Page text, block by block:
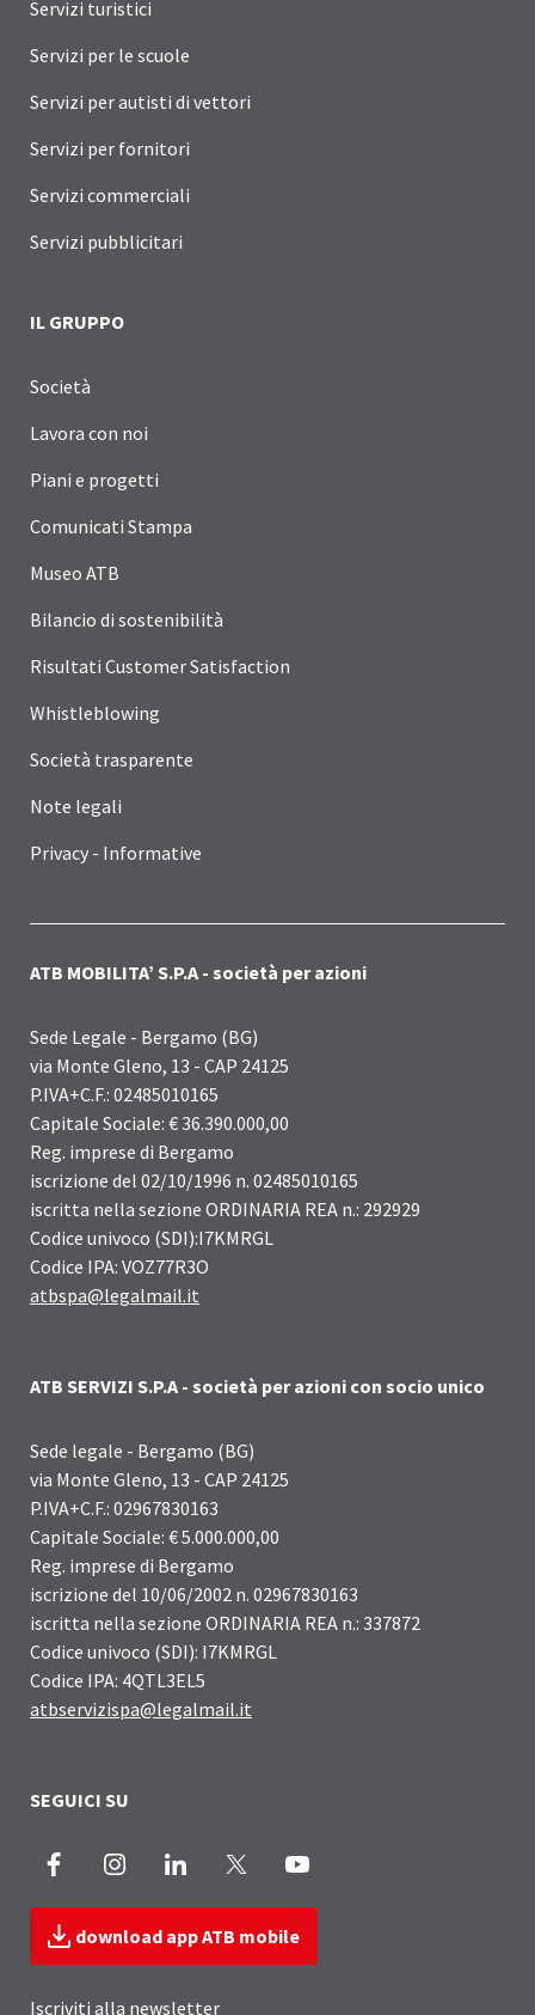
Servizi turistici
Servizi per le scuole
Servizi per autisti di vettori
Servizi per fornitori
Servizi commerciali
Servizi pubblicitari
IL GRUPPO
Società
Lavora con noi
Piani e progetti
Comunicati Stampa
Museo ATB
Bilancio di sostenibilità
Risultati Customer Satisfaction
Whistleblowing
Società trasparente
Note legali
Privacy - Informative
ATB MOBILITA’ S.P.A - società per azioni
Sede Legale - Bergamo (BG)
via Monte Gleno, 13 - CAP 24125
P.IVA+C.F.: 02485010165
Capitale Sociale: € 36.390.000,00
Reg. imprese di Bergamo
iscrizione del 02/10/1996 n. 02485010165
iscritta nella sezione ORDINARIA REA n.: 292929
Codice univoco (SDI):I7KMRGL
Codice IPA: VOZ77R3O
atbspa@legalmail.it
ATB SERVIZI S.P.A - società per azioni con socio unico
Sede legale - Bergamo (BG)
via Monte Gleno, 13 - CAP 24125
P.IVA+C.F.: 02967830163
Capitale Sociale: € 5.000.000,00
Reg. imprese di Bergamo
iscrizione del 10/06/2002 n. 02967830163
iscritta nella sezione ORDINARIA REA n.: 337872
Codice univoco (SDI): I7KMRGL
Codice IPA: 4QTL3EL5
atbservizispa@legalmail.it
SEGUICI SU
Facebook InstagramLinkedIn
download app ATB mobile
Iscriviti alla newsletter